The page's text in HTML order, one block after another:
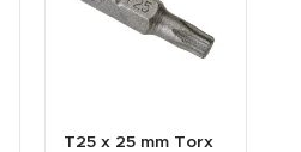
T25 x 25 mm Torx